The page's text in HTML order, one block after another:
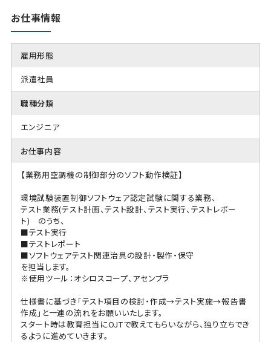
お仕事情報
雇用形態
派遣社員
職種分類
エンジニア
お仕事内容
【業務用空調機の制御部分のソフト動作検証】
環境試験装置制御ソフトウェア認定試験に関する業務、
テスト業務(テスト計画、テスト設計、テスト実行、テストレポー
ト) のうち、
■テスト実行
■テストレポート
■ソフトウェアテスト関連治具の設計・製作・保守
を担当します。
※使用ツール：オシロスコープ、アセンブラ
仕様書に基づき「テスト項目の検討・作成→テスト実施→報告書
作成」と一連の流れをお願いいたします。
スタート時は教育担当にOJTで教えてもらいながら、独り立ちでき
るように進めていきます。